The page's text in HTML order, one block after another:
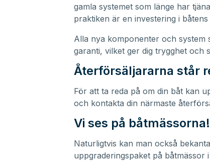
gamla systemet som länge har
praktiken är en investering i
Alla nya komponenter och system
garanti, vilket ger dig trygghet och
Återförsäljararna står
För att ta reda på om din båt kan
och kontakta din närmaste
Vi ses på båtmässorna!
Naturligtvis kan man också
uppgraderingspaket på